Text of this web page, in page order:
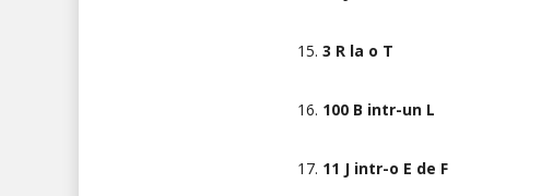
15. 3 R la o T
16. 100 B intr-un L
17. 11 J intr-o E de F